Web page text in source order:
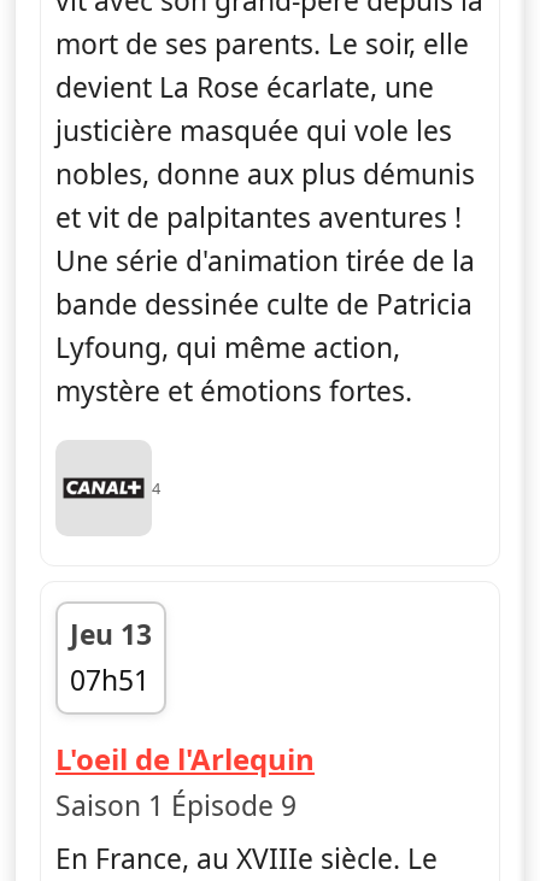
mort de ses parents. Le soir, elle
devient La Rose écarlate, une
justicière masquée qui vole les
nobles, donne aux plus démunis
et vit de palpitantes aventures !
Une série d'animation tirée de la
bande dessinée culte de Patricia
Lyfoung, qui même action,
mystère et émotions fortes.
4
Jeu 13
07h51
fin 08h15
L'oeil de l'Arlequin
Saison 1 Épisode 9
En France, au XVIIIe siècle. Le